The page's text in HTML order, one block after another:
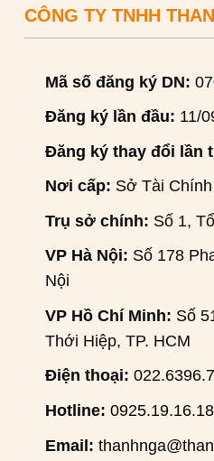
CÔNG TY TNHH
Mã số đăng ký DN:
Đăng ký lần đầu: 11/
Đăng ký thay đổi lần
Nơi cấp: Sở Tài
Trụ sở chính: Số 1,
VP Hà Nội: Số 178
Nội
VP Hồ Chí Minh: Số
Thới Hiệp, TP. HCM
Điện thoại:
Hotline: 0925.19.16.18
Email: